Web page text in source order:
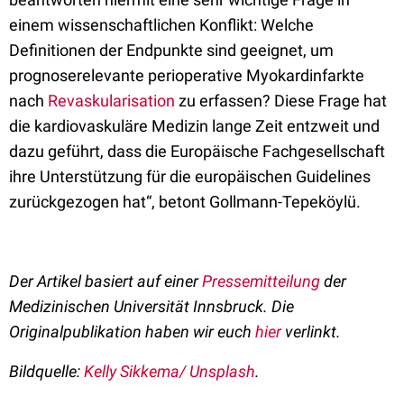
einem wissenschaftlichen Konflikt: Welche
Definitionen der Endpunkte sind geeignet, um
prognoserelevante perioperative Myokardinfarkte
nach Revaskularisation zu erfassen? Diese Frage hat
die kardiovaskuläre Medizin lange Zeit entzweit und
dazu geführt, dass die Europäische Fachgesellschaft
ihre Unterstützung für die europäischen Guidelines
zurückgezogen hat“, betont Gollmann-Tepeköylü.
Der Artikel basiert auf einerPressemitteilungder
Medizinischen Universität Innsbruck. Die
Originalpublikation haben wir euch hierverlinkt.
Bildquelle:Kelly Sikkema/ Unsplash.